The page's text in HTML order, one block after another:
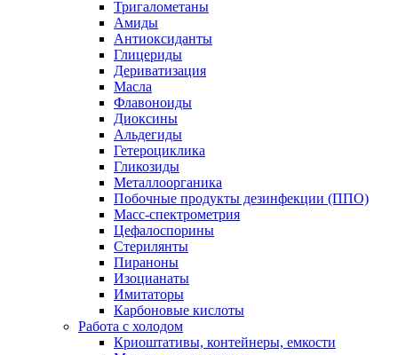
Тригалометаны
Амиды
Антиоксиданты
Глицериды
Дериватизация
Масла
Флавоноиды
Диоксины
Альдегиды
Гетероциклика
Гликозиды
Металлоорганика
Побочные продукты дезинфекции (ППО)
Масс-спектрометрия
Цефалоспорины
Стерилянты
Пираноны
Изоцианаты
Имитаторы
Карбоновые кислоты
Работа с холодом
Криоштативы, контейнеры, емкости